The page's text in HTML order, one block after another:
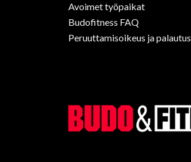
Avoimet työpaikat
Budofitness FAQ
Peruuttamisoikeus ja palautus